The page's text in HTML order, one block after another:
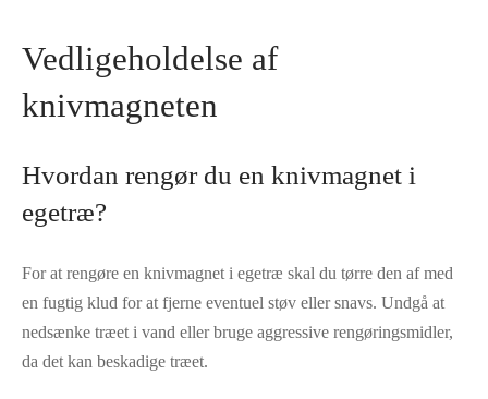
Vedligeholdelse af
knivmagneten
Hvordan rengør du en knivmagnet i
egetræ?
For at rengøre en knivmagnet i egetræ skal du tørre den af med
en fugtig klud for at fjerne eventuel støv eller snavs. Undgå at
nedsænke træet i vand eller bruge aggressive rengøringsmidler,
da det kan beskadige træet.